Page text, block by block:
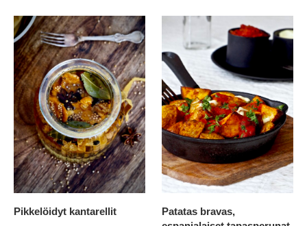
Pikkelöidyt kantarellit
Patatas bravas,